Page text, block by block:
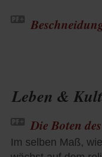
Leben &
Die Boten
Im selben Maß,